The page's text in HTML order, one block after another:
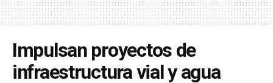
Impulsan proyectos de
infraestructura vial y agua